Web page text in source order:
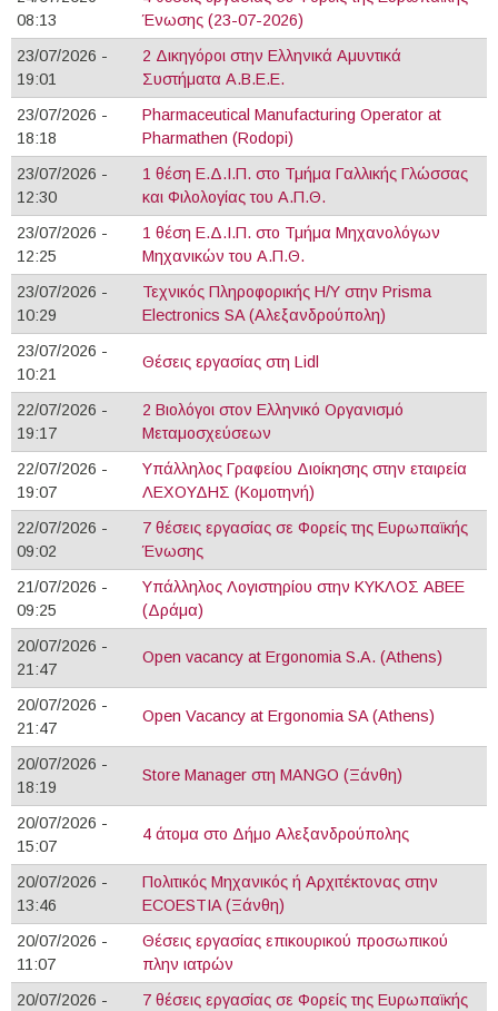
08:13
Ένωσης (23-07-2026)
23/07/2026 -
19:01
2 Δικηγόροι στην Ελληνικά Αμυντικά
Συστήματα Α.Β.Ε.Ε.
23/07/2026 -
18:18
Pharmaceutical Manufacturing Operator at
Pharmathen (Rodopi)
23/07/2026 -
12:30
1 θέση Ε.Δ.Ι.Π. στο Τμήμα Γαλλικής Γλώσσας
και Φιλολογίας του Α.Π.Θ.
23/07/2026 -
12:25
1 θέση Ε.Δ.Ι.Π. στο Τμήμα Μηχανολόγων
Μηχανικών του Α.Π.Θ.
23/07/2026 -
10:29
Τεχνικός Πληροφορικής Η/Υ στην Prisma
Electronics SA (Αλεξανδρούπολη)
23/07/2026 -
10:21
Θέσεις εργασίας στη Lidl
22/07/2026 -
19:17
2 Βιολόγοι στον Ελληνικό Οργανισμό
Μεταμοσχεύσεων
22/07/2026 -
19:07
Υπάλληλος Γραφείου Διοίκησης στην εταιρεία
ΛΕΧΟΥΔΗΣ (Κομοτηνή)
22/07/2026 -
09:02
7 θέσεις εργασίας σε Φορείς της Ευρωπαϊκής
Ένωσης
21/07/2026 -
09:25
Υπάλληλος Λογιστηρίου στην ΚΥΚΛΟΣ ΑΒΕΕ
(Δράμα)
20/07/2026 -
21:47
Open vacancy at Ergonomia S.A. (Athens)
20/07/2026 -
21:47
Open Vacancy at Ergonomia SA (Athens)
20/07/2026 -
18:19
Store Μanager στη MANGO (Ξάνθη)
20/07/2026 -
15:07
4 άτομα στο Δήμο Αλεξανδρούπολης
20/07/2026 -
13:46
Πολιτικός Μηχανικός ή Αρχιτέκτονας στην
ECOESTIA (Ξάνθη)
20/07/2026 -
11:07
Θέσεις εργασίας επικουρικού προσωπικού
πλην ιατρών
20/07/2026 -
7 θέσεις εργασίας σε Φορείς της Ευρωπαϊκής